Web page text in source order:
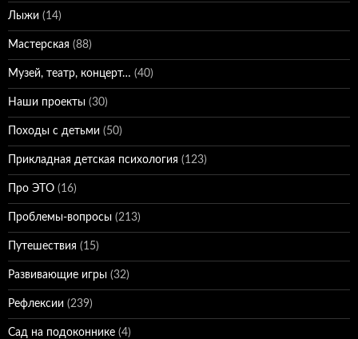
Лыжи (14)
Мастерская (88)
Музей, театр, концерт… (40)
Наши проекты (30)
Походы с детьми (50)
Прикладная детская психология (123)
Про ЭТО (16)
Проблемы-вопросы (213)
Путешествия (15)
Развивающие игры (32)
Рефлексии (239)
Сад на подоконнике (4)